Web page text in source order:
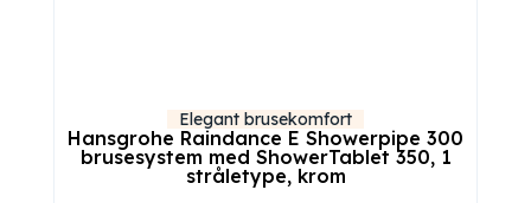
Elegant brusekomfort
Hansgrohe Raindance E Showerpipe 300
brusesystem med ShowerTablet 350, 1
stråletype, krom